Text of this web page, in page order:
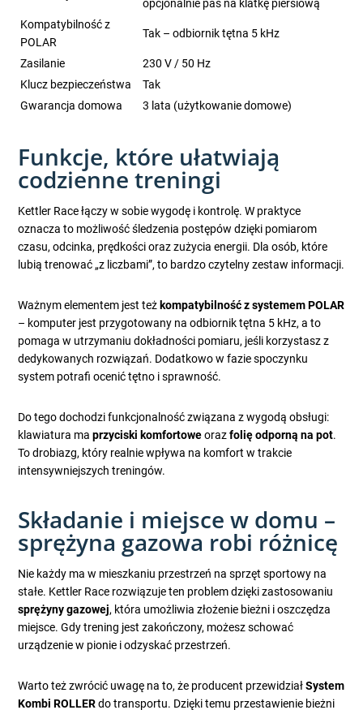
opcjonalnie pas na klatkę piersiową
Kompatybilność z
POLAR
Tak – odbiornik tętna 5 kHz
Zasilanie
230 V / 50 Hz
Klucz bezpieczeństwa
Tak
Gwarancja domowa
3 lata (użytkowanie domowe)
Funkcje, które ułatwiają
codzienne treningi
Kettler Race łączy w sobie wygodę i kontrolę. W praktyce
oznacza to możliwość śledzenia postępów dzięki pomiarom
czasu, odcinka, prędkości oraz zużycia energii. Dla osób, które
lubią trenować „z liczbami”, to bardzo czytelny zestaw informacji.
Ważnym elementem jest też kompatybilność z systemem POLAR
– komputer jest przygotowany na odbiornik tętna 5 kHz, a to
pomaga w utrzymaniu dokładności pomiaru, jeśli korzystasz z
dedykowanych rozwiązań. Dodatkowo w fazie spoczynku
system potrafi ocenić tętno i sprawność.
Do tego dochodzi funkcjonalność związana z wygodą obsługi:
klawiatura maprzyciski komfortoweorazfolię odporną na pot.
To drobiazg, który realnie wpływa na komfort w trakcie
intensywniejszych treningów.
Składanie i miejsce w domu –
sprężyna gazowa robi różnicę
Nie każdy ma w mieszkaniu przestrzeń na sprzęt sportowy na
stałe. Kettler Race rozwiązuje ten problem dzięki zastosowaniu
sprężyny gazowej, która umożliwia złożenie bieżni i oszczędza
miejsce. Gdy trening jest zakończony, możesz schować
urządzenie w pionie i odzyskać przestrzeń.
Warto też zwrócić uwagę na to, że producent przewidziałSystem
Kombi ROLLERdo transportu. Dzięki temu przestawienie bieżni